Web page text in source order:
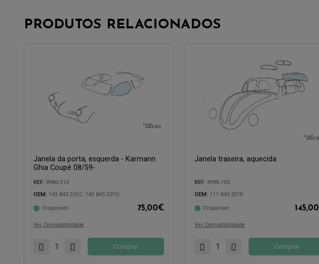
PRODUTOS RELACIONADOS
Janela da porta, esquerda - Karmann
Ghia Coupé 08/59-
REF: 8980-310
OEM: 143 845 201C, 143 845 201D
Disponível 75,00€
Ver Compatibilidade
Compatível com:
Comprar
Janela traseira, aquecida
REF: 8996-105
OEM: 111 845 501K
Disponível 145,00
Ver Compatibilidade
Compatível com:
Comprar